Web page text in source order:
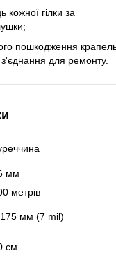
кожної гілки за
пошкодження
з'єднання для ремонту.
мм
метрів
мм (7 mil)
см